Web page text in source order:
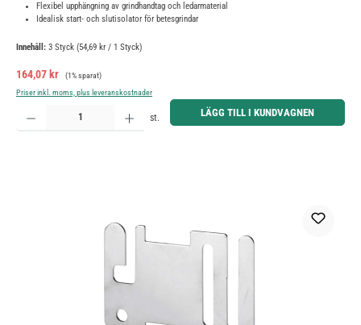
Flexibel upphängning av grindhandtag och ledarmaterial
Idealisk start- och slutisolator för betesgrindar
Innehåll: 3 Styck (54,69 kr / 1 Styck)
Försäljningspris:
164,07 kr Ordinarie pris:
(1% sparat)
Priser inkl. moms, plus leveranskostnader
Produktkvantitet: Ange önskat belopp eller använd knapparna för att öka eller minska kvantiteten.
st. LÄGG TILL I KUNDVAGNEN